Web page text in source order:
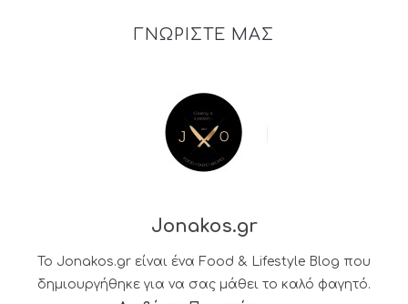
ΓΝΩΡΙΣΤΕ ΜΑΣ
Jonakos.gr
Το Jonakos.gr είναι ένα Food & Lifestyle Blog που
δημιουργήθηκε για να σας μάθει το καλό φαγητό.